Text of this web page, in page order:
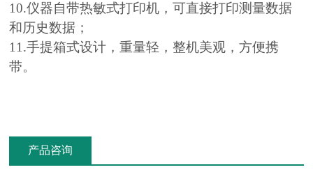
10.仪器自带热敏式打印机，可直接打印测量数据
和历史数据；
11.手提箱式设计，重量轻，整机美观，方便携
带。
产品咨询